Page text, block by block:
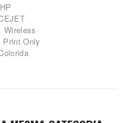
Wireless
Print Only